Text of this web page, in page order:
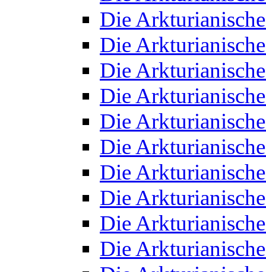
Die
Die
Die
Die
Die
Die
Die
Die
Die
Die